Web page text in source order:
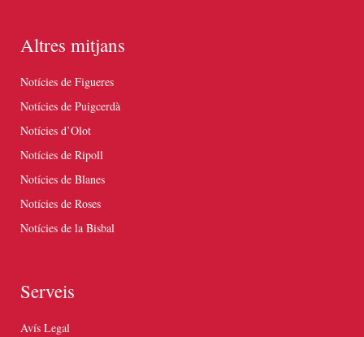
Altres mitjans
Notícies de Figueres
Notícies de Puigcerdà
Notícies d’Olot
Notícies de Ripoll
Notícies de Blanes
Notícies de Roses
Notícies de la Bisbal
Serveis
Avís Legal